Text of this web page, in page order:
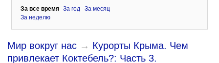
За все время За год
За месяц
За неделю
Мир вокруг нас → Курорты Крыма. Чем
привлекает Коктебель?: Часть 3.